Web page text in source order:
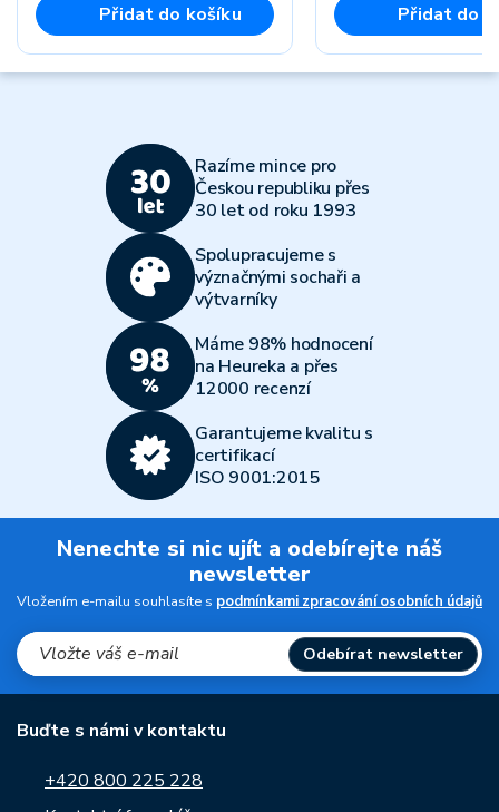
Přidat do košíku Přidat do
Razíme mince pro
Českou republiku přes
30 let od roku 1993
Spolupracujeme s
význačnými sochaři a
výtvarníky
Máme 98% hodnocení
na Heureka a přes
12000 recenzí
Garantujeme kvalitu s
certifikací
ISO 9001:2015
Nenechte si nic ujít a odebírejte náš
newsletter
Vložením e-mailu souhlasíte s podmínkami zpracování osobních údajů
Odebírat newsletter
Buďte s námi v kontaktu
+420 800 225 228